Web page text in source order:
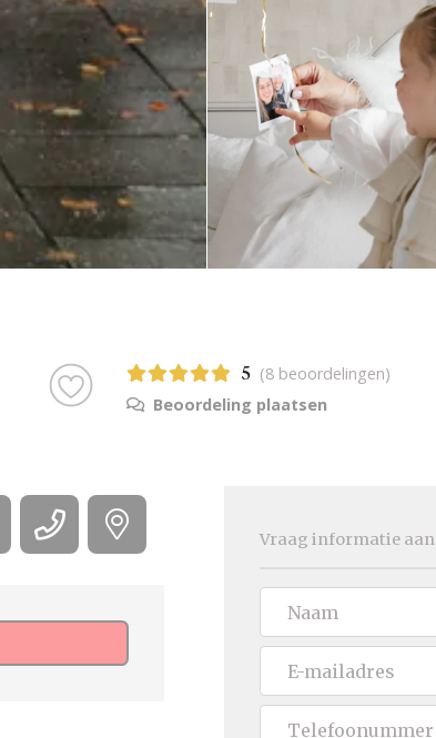
5 (8 beoordelingen)
Beoordeling plaatsen
Vraag informatie aan